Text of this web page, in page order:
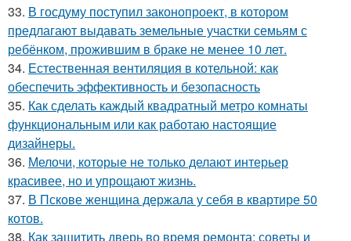
33. В госдуму поступил законопроект, в котором
предлагают выдавать земельные участки семьям с
ребёнком, прожившим в браке не менее 10 лет.
34. Естественная вентиляция в котельной: как
обеспечить эффективность и безопасность
35. Как сделать каждый квадратный метро комнаты
функциональным или как работаю настоящие
дизайнеры.
36. Мелочи, которые не только делают интерьер
красивее, но и упрощают жизнь.
37. В Пскове женщина держала у себя в квартире 50
котов.
38. Как защитить дверь во время ремонта: советы и